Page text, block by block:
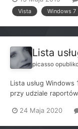
Vista Windows 7
Lista
picasso
Lista usług
przy udziale
Moderatorni, ale
publiczności, bo
24 Maja 2020